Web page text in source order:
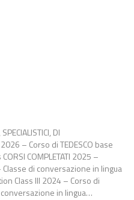
DI
– Corso di TEDESCO base
COMPLETATI 2025 –
di conversazione in lingua
Class III 2024 – Corso di
conversazione in lingua…